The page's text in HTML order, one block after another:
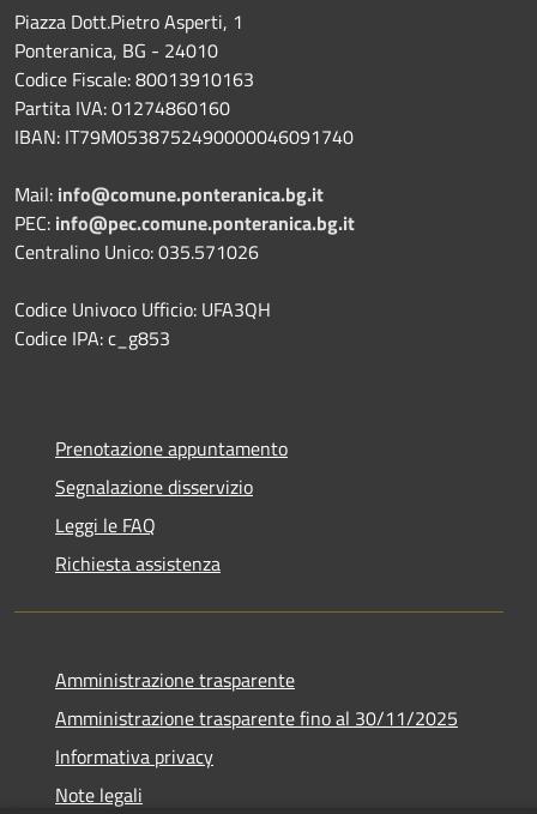
Piazza Dott.Pietro Asperti, 1
Ponteranica, BG - 24010
Codice Fiscale: 80013910163
Partita IVA: 01274860160
IBAN: IT79M0538752490000046091740
Mail: info@comune.ponteranica.bg.it
PEC: info@pec.comune.ponteranica.bg.it
Centralino Unico: 035.571026
Codice Univoco Ufficio: UFA3QH
Codice IPA: c_g853
Prenotazione appuntamento
Segnalazione disservizio
Leggi le FAQ
Richiesta assistenza
Amministrazione trasparente
Amministrazione trasparente fino al 30/11/2025
Informativa privacy
Note legali